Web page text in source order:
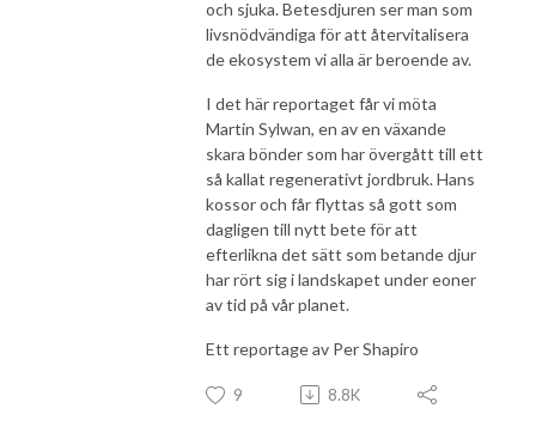
och sjuka. Betesdjuren ser man som
livsnödvändiga för att återvitalisera
de ekosystem vi alla är beroende av.
I det här reportaget får vi möta
Martin Sylwan, en av en växande
skara bönder som har övergått till ett
så kallat regenerativt jordbruk. Hans
kossor och får flyttas så gott som
dagligen till nytt bete för att
efterlikna det sätt som betande djur
har rört sig i landskapet under eoner
av tid på vår planet.
Ett reportage av Per Shapiro
9 8.8K